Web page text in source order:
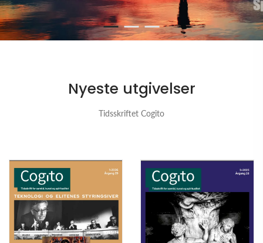
Nyeste utgivelser
Tidsskriftet Cogito